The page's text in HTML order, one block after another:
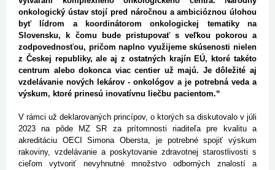
onkologický ústav stojí pred náročnou a ambicióznou úlohou
byť lídrom a koordinátorom onkologickej tematiky na
Slovensku, k čomu bude pristupovať s veľkou pokorou a
zodpovednosťou, pričom naplno využijeme skúsenosti nielen
z Českej republiky, ale aj z ostatných krajín EÚ, ktoré takéto
centrum alebo dokonca viac centier už majú. Je dôležité aj
vzdelávanie nových lekárov - onkológov a je potrebná veda a
výskum, ktoré prinesú inovatívnu liečbu pacientom.“
V rámci už deklarovaných princípov, o ktorých sa diskutovalo v júli
2023 na pôde MZ SR za prítomnosti riaditeľa pre kvalitu a
akreditáciu OECI Simona Obersta, je potrebné spojiť výskum
rakoviny, vzdelávanie a poskytovanie zdravotnej starostlivosti s
cieľom vytvoriť nevyhnutné množstvo odborných znalostí a